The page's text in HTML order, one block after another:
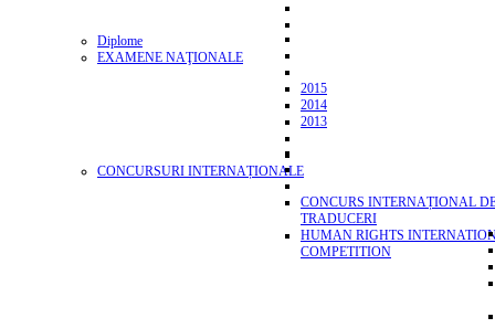
Diplome
EXAMENE NAŢIONALE
2015
2014
2013
CONCURSURI INTERNAȚIONALE
CONCURS INTERNAȚIONAL
TRADUCERI
HUMAN RIGHTS
COMPETITION